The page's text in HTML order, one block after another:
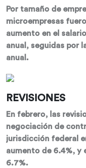
Por tamaño de
microempresas
aumento en el
anual, seguidas por
REVISIONES
En febrero, las
negociación de
jurisdicción federal
aumento de 6.4%, y
6.7%.